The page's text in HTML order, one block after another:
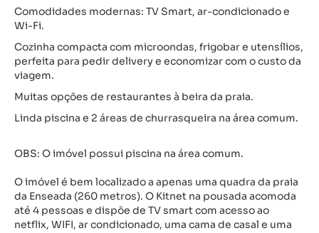
Comodidades modernas: TV Smart, ar-condicionado e
Wi-Fi.
Cozinha compacta com microondas, frigobar e utensílios,
perfeita para pedir delivery e economizar com o custo da
viagem.
Muitas opções de restaurantes à beira da praia.
Linda piscina e 2 áreas de churrasqueira na área comum.
OBS: O imóvel possui piscina na área comum.
O imóvel é bem localizado a apenas uma quadra da praia
da Enseada (260 metros). O Kitnet na pousada acomoda
até 4 pessoas e dispõe de TV smart com acesso ao
netflix, WIFI, ar condicionado, uma cama de casal e uma